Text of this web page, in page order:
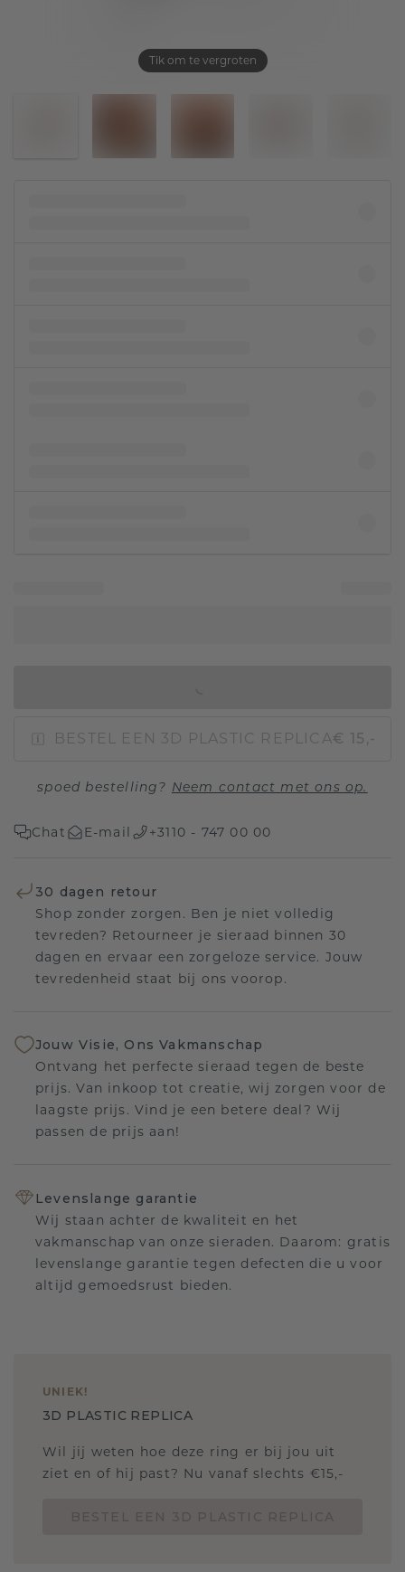
Tik om te vergroten
BESTEL EEN 3D PLASTIC REPLICA€ 15,-
spoed bestelling? Neem contact met ons op.
Chat E-mail +3110 - 747 00 00
30 dagen retour
Shop zonder zorgen. Ben je niet volledig
tevreden? Retourneer je sieraad binnen 30
dagen en ervaar een zorgeloze service. Jouw
tevredenheid staat bij ons voorop.
Jouw Visie, Ons Vakmanschap
Ontvang het perfecte sieraad tegen de beste
prijs. Van inkoop tot creatie, wij zorgen voor de
laagste prijs. Vind je een betere deal? Wij
passen de prijs aan!
Levenslange garantie
Wij staan achter de kwaliteit en het
vakmanschap van onze sieraden. Daarom: gratis
levenslange garantie tegen defecten die u voor
altijd gemoedsrust bieden.
UNIEK!
3D PLASTIC REPLICA
Wil jij weten hoe deze ring er bij jou uit
ziet en of hij past? Nu vanaf slechts €15,-